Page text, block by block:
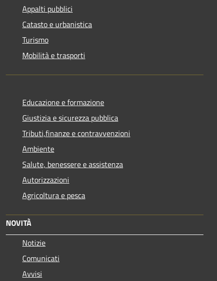
Appalti pubblici
Catasto e urbanistica
Turismo
Mobilità e trasporti
Educazione e formazione
Giustizia e sicurezza pubblica
Tributi,finanze e contravvenzioni
Ambiente
Salute, benessere e assistenza
Autorizzazioni
Agricoltura e pesca
NOVITÀ
Notizie
Comunicati
Avvisi